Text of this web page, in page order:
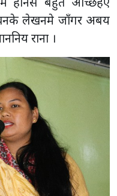
लेखनमे जाँगर अबय
राना ।